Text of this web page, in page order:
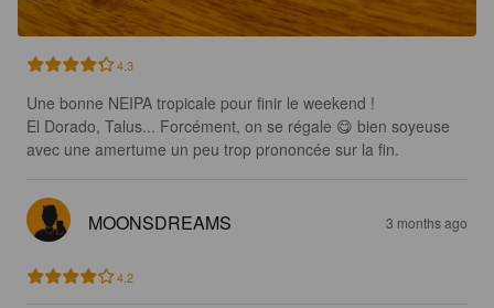
4.3
Une bonne NEIPA tropicale pour finir le weekend !
El Dorado, Talus... Forcément, on se régale 😋 bien soyeuse
avec une amertume un peu trop prononcée sur la fin.
MOONSDREAMS 3 months ago
4.2